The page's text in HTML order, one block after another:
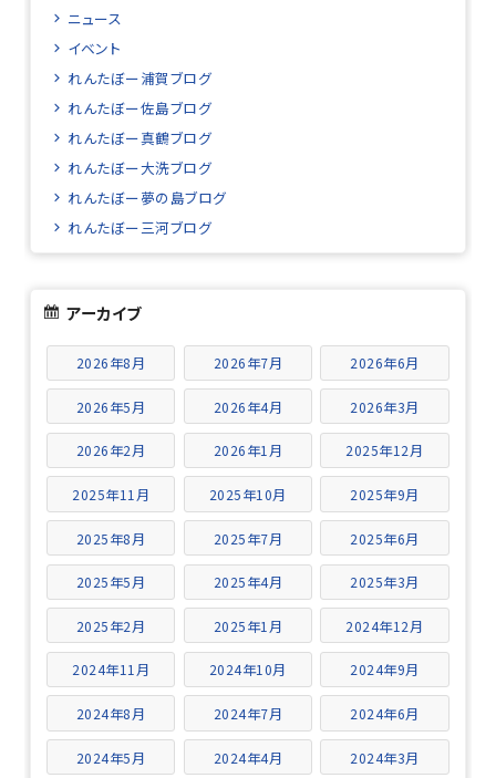
ニュース
イベント
れんたぼー浦賀ブログ
れんたぼー佐島ブログ
れんたぼー真鶴ブログ
れんたぼー大洗ブログ
れんたぼー夢の島ブログ
れんたぼー三河ブログ
アーカイブ
2026年8月 2026年7月 2026年6月
2026年5月 2026年4月 2026年3月
2026年2月 2026年1月 2025年12月
2025年11月 2025年10月 2025年9月
2025年8月 2025年7月 2025年6月
2025年5月 2025年4月 2025年3月
2025年2月 2025年1月 2024年12月
2024年11月 2024年10月 2024年9月
2024年8月 2024年7月 2024年6月
2024年5月 2024年4月 2024年3月